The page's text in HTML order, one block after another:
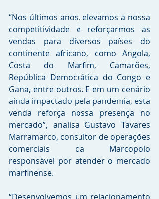
“Nos últimos anos, elevamos a nossa
competitividade e reforçarmos as
vendas para diversos países do
continente africano, como Angola,
Costa do Marfim, Camarões,
República Democrática do Congo e
Gana, entre outros. E em um cenário
ainda impactado pela pandemia, esta
venda reforça nossa presença no
mercado”, analisa Gustavo Tavares
Marramarco, consultor de operações
comerciais da Marcopolo
responsável por atender o mercado
marfinense.
“Desenvolvemos um relacionamento